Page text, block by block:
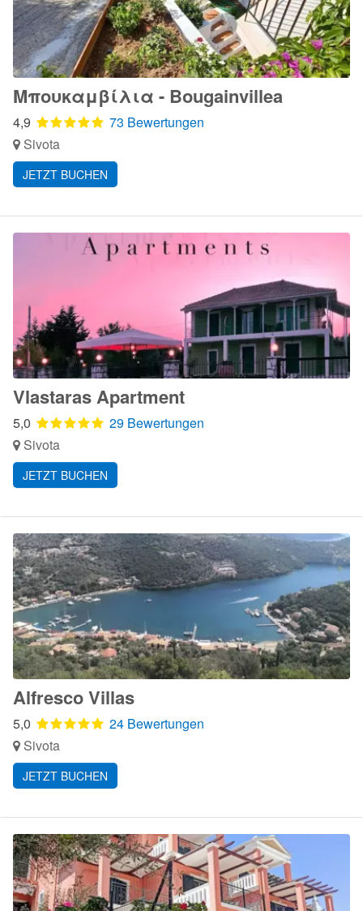
Μπουκαμβίλια - Bougainvillea
4,9
73 Bewertungen
Sivota
JETZT BUCHEN
Vlastaras Apartment
5,0
29 Bewertungen
Sivota
JETZT BUCHEN
Alfresco Villas
5,0
24 Bewertungen
Sivota
JETZT BUCHEN